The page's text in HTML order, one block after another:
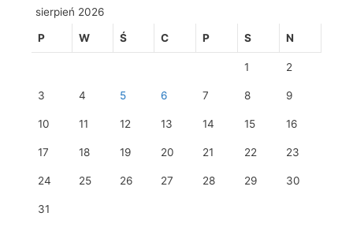
sierpień 2026
P W Ś C P S N
1 2
3 4 5 6 7 8 9
10 11 12 13 14 15 16
17 18 19 20 21 22 23
24 25 26 27 28 29 30
31